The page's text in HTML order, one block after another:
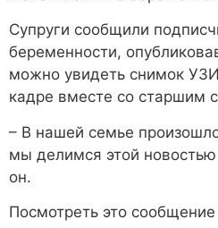
Супруги сообщили
беременности,
можно увидеть снимок
кадре вместе со старшим
– В нашей семье
мы делимся этой
он.
Посмотреть это